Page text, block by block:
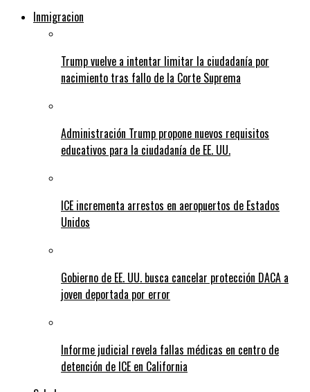
Inmigracion
Trump vuelve a intentar limitar la ciudadanía por
nacimiento tras fallo de la Corte Suprema
Administración Trump propone nuevos requisitos
educativos para la ciudadanía de EE. UU.
ICE incrementa arrestos en aeropuertos de Estados
Unidos
Gobierno de EE. UU. busca cancelar protección DACA a
joven deportada por error
Informe judicial revela fallas médicas en centro de
detención de ICE en California